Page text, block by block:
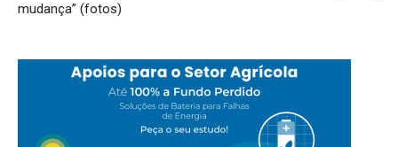
mudança” (fotos)